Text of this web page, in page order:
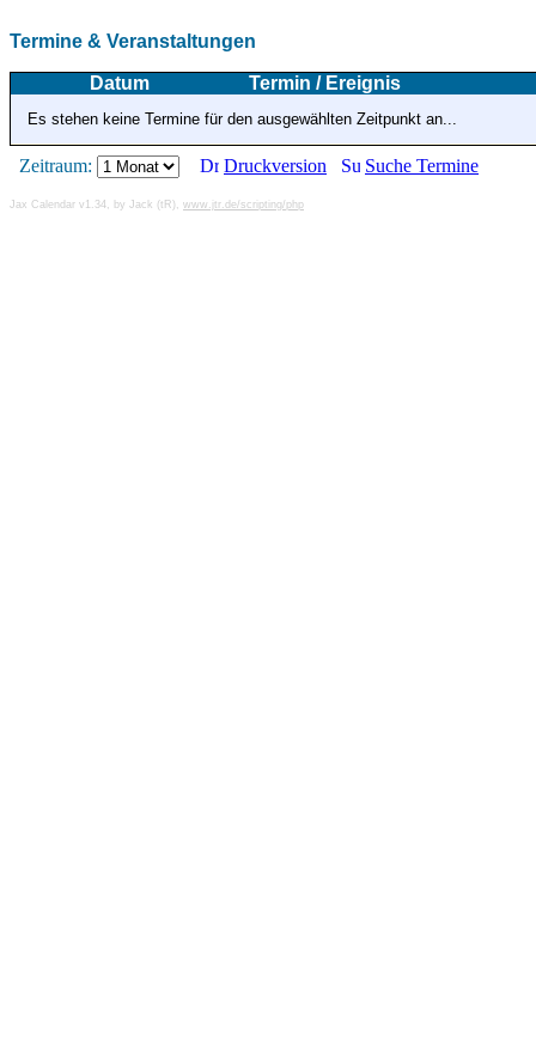
Termine & Veranstaltungen
Datum Termin / Ereignis
Es stehen keine Termine für den ausgewählten Zeitpunkt an...
Zeitraum: Druckversion Suche Termine
Jax Calendar v1.34, by Jack (tR), www.jtr.de/scripting/php